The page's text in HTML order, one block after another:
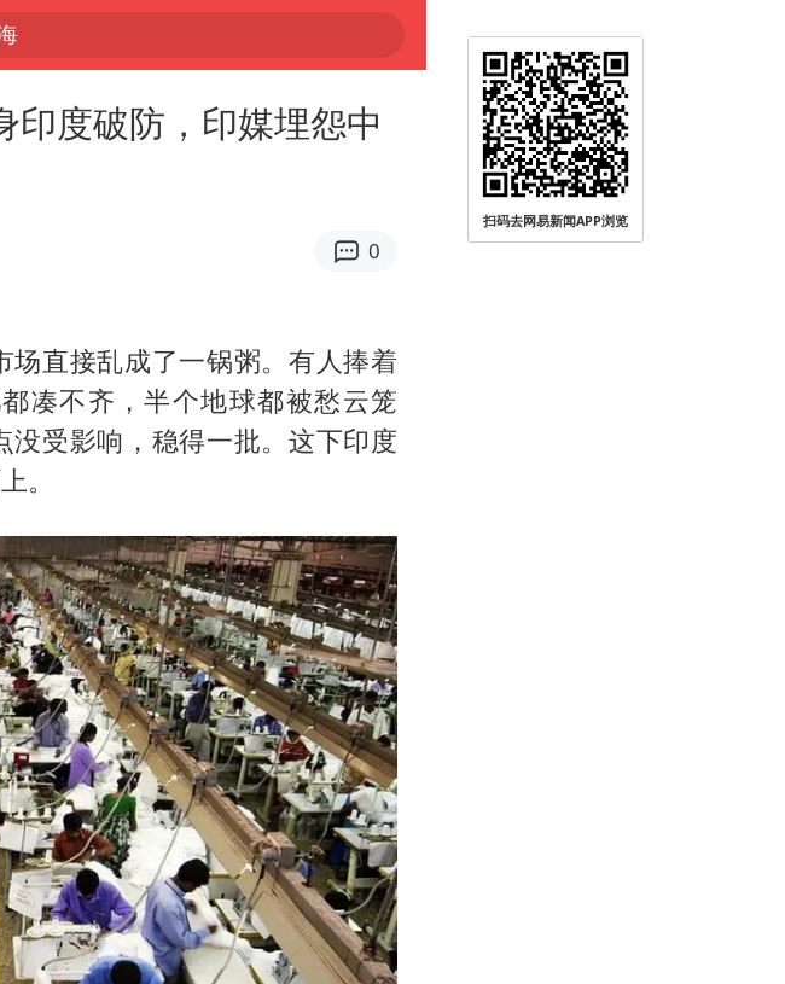
行副行长
安拦下
停航
给人降温
想休吗
适用死刑
官宣
字样
客反被怼
力
印度破防，印媒埋怨中
0
直接乱成了一锅粥。有人捧着
凑不齐，半个地球都被愁云笼
受影响，稳得一批。这下印度
。
扫码去网易新闻APP浏览